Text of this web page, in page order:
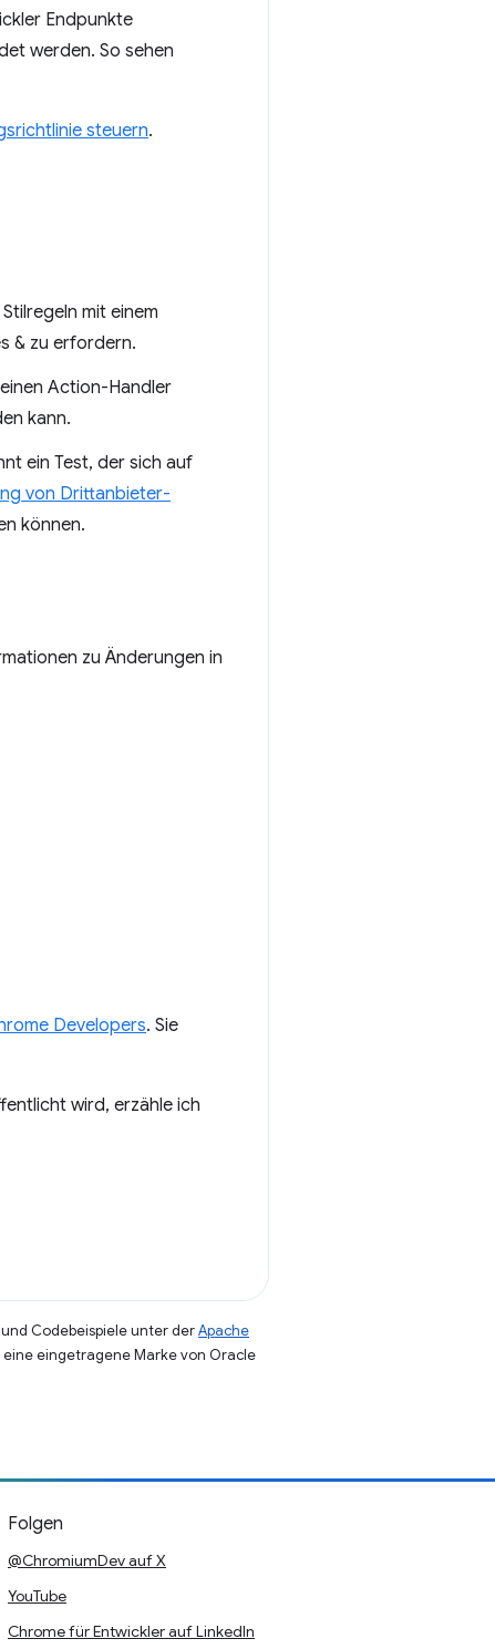
Endpunkte
werden. So sehen
steuern.
mit einem
& zu erfordern.
Action-Handler
kann.
ein Test, der sich auf
von Drittanbieter-
können.
zu Änderungen in
Developers. Sie
wird, erzähle ich
und Codebeispiele unter derApache
eine eingetragene Marke von Oracle
Folgen
@ChromiumDev auf X
YouTube
Chrome für Entwickler auf LinkedIn